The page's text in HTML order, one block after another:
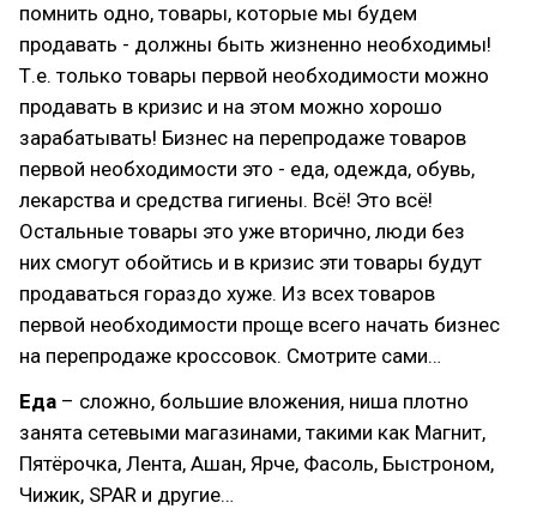
помнить одно, товары, которые мы будем
продавать - должны быть жизненно необходимы!
Т.е. только товары первой необходимости можно
продавать в кризис и на этом можно хорошо
зарабатывать! Бизнес на перепродаже товаров
первой необходимости это - еда, одежда, обувь,
лекарства и средства гигиены. Всё! Это всё!
Остальные товары это уже вторично, люди без
них смогут обойтись и в кризис эти товары будут
продаваться гораздо хуже. Из всех товаров
первой необходимости проще всего начать бизнес
на перепродаже кроссовок. Смотрите сами…
Еда – сложно, большие вложения, ниша плотно
занята сетевыми магазинами, такими как Магнит,
Пятёрочка, Лента, Ашан, Ярче, Фасоль, Быстроном,
Чижик, SPAR и другие…